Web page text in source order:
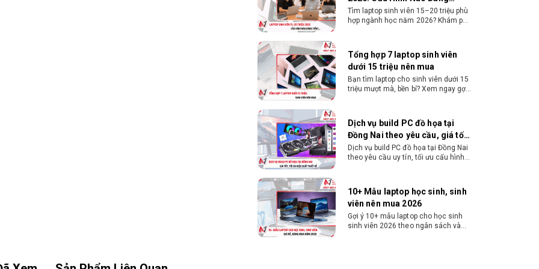
Độ phân giải
qua HDMI
Tối đa 4096 x 2160 @ 30Hz
Âm thanh
Realtek Audio Codec, High Definition Audio, hỗ trợ
2/4/5.1/7.1 kênh
LAN Realtek GbE LAN 10/100/1000 Mbit
USB 4 x USB 3.1 Gen 1, 6 x USB 2.0/1.1
Cổng sau
PS/2, D-Sub, HDMI, USB 3.1 Gen 1, USB 2.0, RJ-45,
Audio Jack
BIOS
Hệ điều hành
hỗ trợ
Windows 10 64-bit
Tiền?
Tìm laptop sinh viên 15–20 triệu phù
hợp ngành học năm 2026? Khám phá
Tổng hợp 7 laptop sinh viên
dưới 15 triệu nên mua
Bạn tìm laptop cho sinh viên dưới 15
triệu mượt mà, bền bỉ? Xem ngay gợi
Dịch vụ build PC đồ họa tại
Đồng Nai theo yêu cầu, giá tốt,
uy tín
Dịch vụ build PC đồ họa tại Đồng Nai
theo yêu cầu uy tín, tối ưu cấu hình
10+ Mẫu laptop học sinh, sinh
viên nên mua 2026
Gợi ý 10+ mẫu laptop cho học sinh
sinh viên 2026 theo ngân sách và